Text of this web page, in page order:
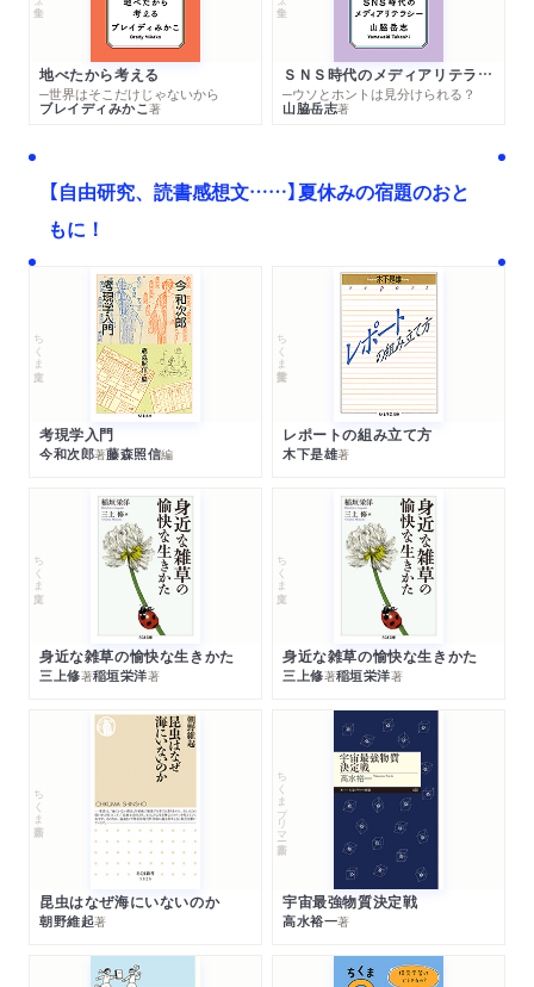
地べたから考える
─世界はそこだけじゃないから
ブレイディみかこ著
ＳＮＳ時代のメディアリテラシー
─ウソとホントは見分けられる？
山脇岳志著
【自由研究、読書感想文……】夏休みの宿題のおと
もに！
ちくま文庫
考現学入門
今和次郎著藤森照信編
ちくま学芸文庫
レポートの組み立て方
木下是雄著
ちくま文庫
身近な雑草の愉快な生きかた
三上修著稲垣栄洋著
ちくま文庫
身近な雑草の愉快な生きかた
三上修著稲垣栄洋著
ちくま新書
昆虫はなぜ海にいないのか
朝野維起著
ちくまプリマー新書
宇宙最強物質決定戦
高水裕一著